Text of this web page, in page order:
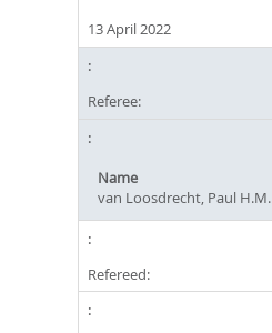
13 April 2022
Referee:
Name
van Loosdrecht, Paul H.M.
Refereed: